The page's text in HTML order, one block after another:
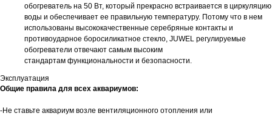
обогреватель на 50 Вт, который прекрасно встраивается в циркуляцию
воды и обеспечивает ее правильную температуру. Потому что в нем
использованы высококачественные серебряные контакты и
противоударное боросиликатное стекло, JUWEL регулируемые
обогреватели отвечают самым высоким
стандартам функциональности и безопасности.
Эксплуатация
Общие правила для всех аквариумов:
-Не ставьте аквариум возле вентиляционного отопления или